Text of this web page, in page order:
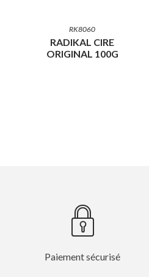
RK8060
RADIKAL CIRE
ORIGINAL 100G
Paiement sécurisé